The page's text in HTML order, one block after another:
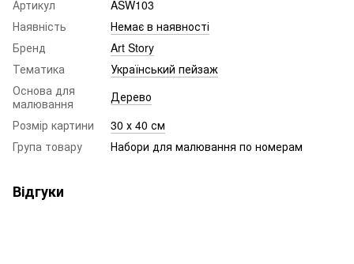
Артикул
ASW103
Наявність
Немає в наявності
Бренд
Art Story
Тематика
Український пейзаж
Основа для
малювання
Дерево
Розмір картини
30 х 40 см
Група товару
Набори для малювання по номерам
Відгуки